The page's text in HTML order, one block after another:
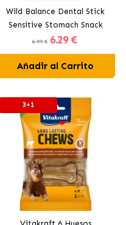
Wild Balance Dental Stick
Sensitive Stomach Snack
Dental para Perros Medianos
6.99 € 6.29 €
Añadir al Carrito
3+1
Vitakraft 6 Huesos